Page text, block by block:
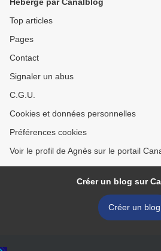
Top articles
Pages
Contact
Signaler un abus
C.G.U.
Cookies et données personnelles
Préférences cookies
Voir le profil de Agnès sur le portail
Créer un blog sur
Créer un blog